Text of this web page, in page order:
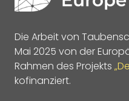
Die Arbeit von
Mai 2025 von der
Rahmen des Projekts
kofinanziert.